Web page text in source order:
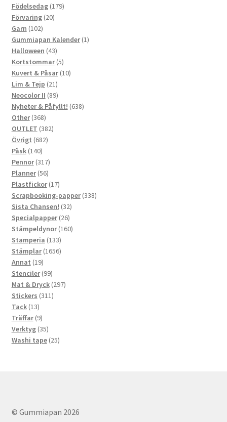
Födelsedag 179179
Förvaring 2020
Garn 102102
produkter
Gummiapan Kalender 11
Halloween 4343
produkter
Kortstommar 55
produkter
Kuvert & Påsar 1010
Lim & Tejp 2121
produkter
Neocolor II 8989
produkter
Nyheter & Påfyllt! 638638
Other 368368
produkter
OUTLET 382382
Övrigt 682682
Påsk 140140
produkter
Pennor 317317
produkter
Planner 5656
produkter
Plastfickor 1717
produkter
Scrapbooking-papper 338338
Sista Chansen! 3232
produkter
Specialpapper 2626
produkter
Stämpeldynor 160160
Stamperia 133133
produkter
Stämplar 16561656
Annat 1919
produkter
Stenciler 9999
produkter
Mat & Dryck 297297
Stickers 311311
Tack 1313
produkter
Träffar 99
produkter
Verktyg 3535
produkter
Washi tape 2525
© Gummiapan 2026